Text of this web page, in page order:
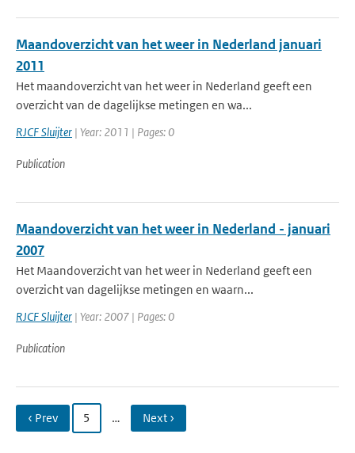
Maandoverzicht van het weer in Nederland januari
2011
Het maandoverzicht van het weer in Nederland geeft een
overzicht van de dagelijkse metingen en wa...
RJCF Sluijter | Year: 2011 | Pages: 0
Publication
Maandoverzicht van het weer in Nederland - januari
2007
Het Maandoverzicht van het weer in Nederland geeft een
overzicht van dagelijkse metingen en waarn...
RJCF Sluijter | Year: 2007 | Pages: 0
Publication
‹ Prev 5 … Next ›